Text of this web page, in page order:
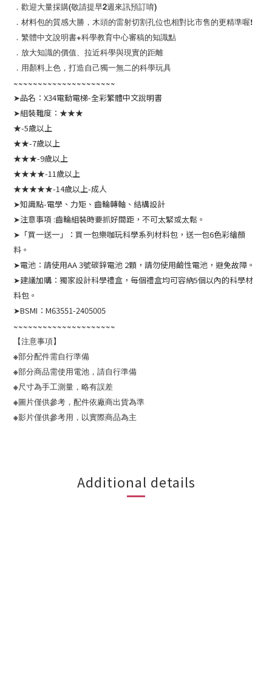
．歡迎大量採購(敬請提早2週來訊預訂唷)
．材料包的質感大勝，木頭的雷射切割孔位也相對比市售的更精準喔!
．繁體中文說明書+科學教育中心審稿的知識點
．放大知識的價值、拉近科學與現實的距離
．用顏料上色，打造自己獨一無二的科學玩具
~~~~~~~~~~~~~~~~~~~~~
➤品名：X34電動電梯-全彩繁體中文說明書
➤組裝難度：★★★
★-5歲以上
★★-7歲以上
★★★-9歲以上
★★★★-11歲以上
★★★★★-14歲以上-成人
➤知識點-電學、力矩、齒輪轉軸、結構設計
➤注意事項 :齒輪組裝時要抓好間距，不可太緊或太鬆。
➤「買一送一」：買一包樂咖玩科學系列材料包，送一包6色彩繪顏
料。
➤電池：請使用AA 3號碳鋅電池 2顆，請勿使用鹼性電池，避免故障。
➤建議加購：獨家設計科學禮盒，每個禮盒均可容納5個以內的科學材
料包。
➤BSMI：M63551-2405005
~~~~~~~~~~~~~~~~~~~~~
【注意事項】
※部分配件需自行準備
※部分商品需使用電池，請自行準備
※尺寸為手工測量，略有誤差
※圖片僅供參考，配件依廠商出貨為準
※影片僅供參考用，以實際商品為主
Additional details